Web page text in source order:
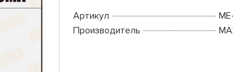
Артикул
Производитель